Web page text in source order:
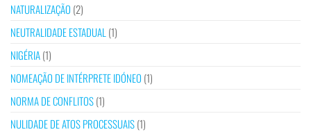
NATURALIZAÇÃO (2)
NEUTRALIDADE ESTADUAL (1)
NIGÉRIA(1)
NOMEAÇÃO DE INTÉRPRETE IDÓNEO (1)
NORMA DE CONFLITOS(1)
NULIDADE DE ATOS PROCESSUAIS(1)